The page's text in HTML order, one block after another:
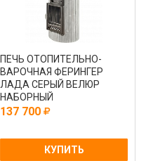
ПЕЧЬ ОТОПИТЕЛЬНО-
ВАРОЧНАЯ ФЕРИНГЕР
ЛАДА СЕРЫЙ ВЕЛЮР
НАБОРНЫЙ
137 700
КУПИТЬ